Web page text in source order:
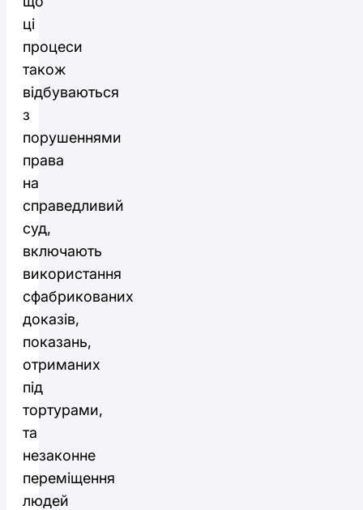
ці
процеси
також
відбуваються
з
порушеннями
права
на
справедливий
суд,
включають
використання
сфабрикованих
доказів,
показань,
отриманих
під
тортурами,
та
незаконне
переміщення
людей